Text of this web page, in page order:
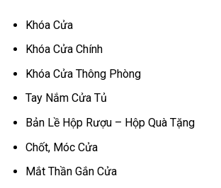
Khóa Cửa
Khóa Cửa Chính
Khóa Cửa Thông Phòng
Tay Nắm Cửa Tủ
Bản Lề Hộp Rượu – Hộp Quà Tặng
Chốt, Móc Cửa
Mắt Thần Gắn Cửa